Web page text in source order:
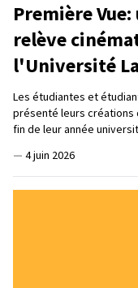
Première
relève
l'Université
Les étudiantes et
présenté leurs créations
fin de leur année
— 4 juin 2026